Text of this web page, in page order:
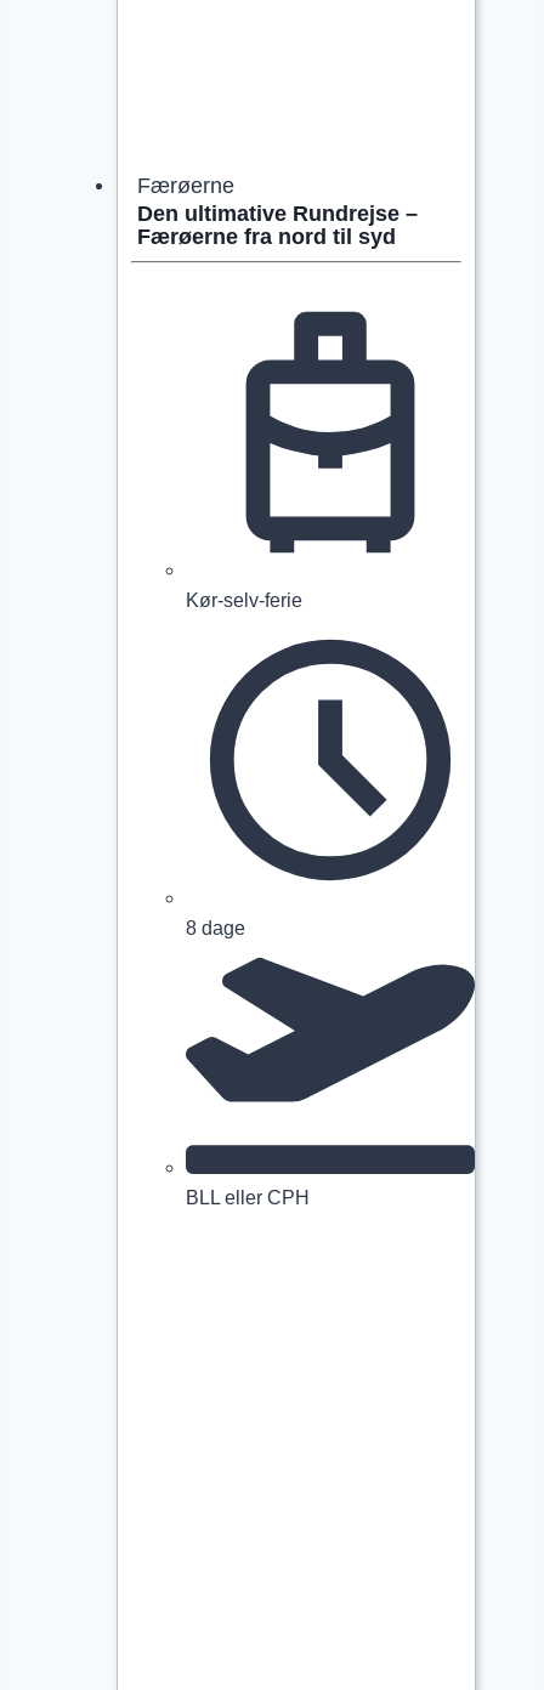
Færøerne
Den ultimative Rundrejse –
Færøerne fra nord til syd
Kør-selv-ferie
8 dage
BLL eller CPH